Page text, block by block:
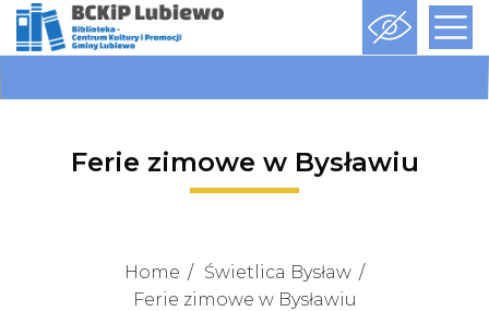
Ferie zimowe w Bysławiu
Home
Świetlica Bysław
Ferie zimowe w Bysławiu